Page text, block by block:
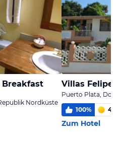
Breakfast
Nordküste
Villas Felipe
Puerto Plata,
100% 4,9
Zum Hotel